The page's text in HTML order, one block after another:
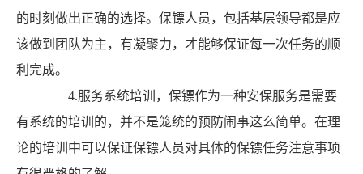
的时刻做出正确的选择。保镖人员，包括基层领导都是应
该做到团队为主，有凝聚力，才能够保证每一次任务的顺
利完成。
4.服务系统培训，保镖作为一种安保服务是需要
有系统的培训的，并不是笼统的预防闹事这么简单。在理
论的培训中可以保证保镖人员对具体的保镖任务注意事项